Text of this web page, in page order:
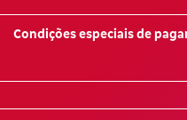
Condições especiais de